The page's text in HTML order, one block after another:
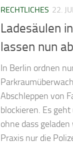
RECHTLICHES 22.
Ladesäulen
lassen nun
In Berlin ordnen
Abschleppen von
blockieren. Es
ohne dass
Praxis nur die